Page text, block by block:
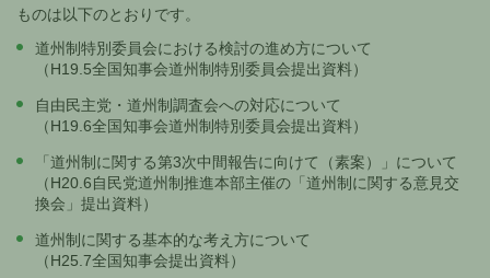
ものは以下のとおりです。
道州制特別委員会における検討の進め方について
（H19.5全国知事会道州制特別委員会提出資料）
自由民主党・道州制調査会への対応について
（H19.6全国知事会道州制特別委員会提出資料）
「道州制に関する第3次中間報告に向けて（素案）」について
（H20.6自民党道州制推進本部主催の「道州制に関する意見交
換会」提出資料）
道州制に関する基本的な考え方について
（H25.7全国知事会提出資料）